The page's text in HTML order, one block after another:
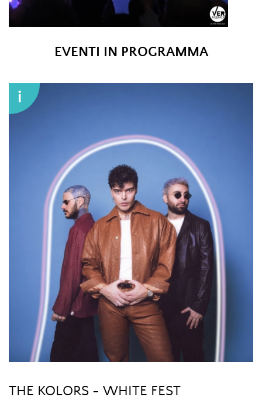
NINA ZILLI "MODERN ART TOUR"_PH ©
TITTI FABOZZIEVENTI IN PROGRAMMA
i
THE KOLORS - WHITE FEST